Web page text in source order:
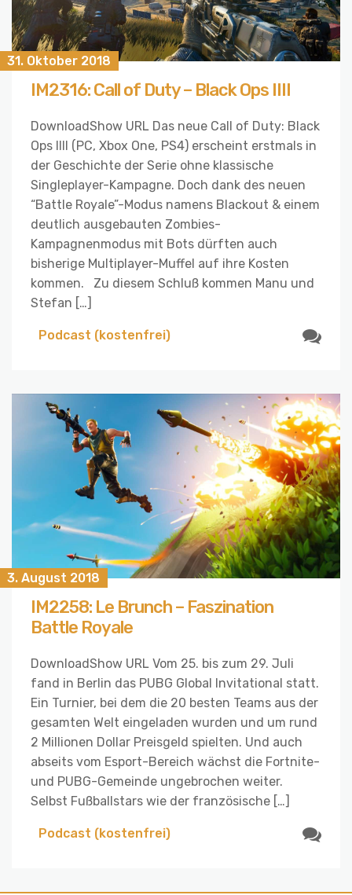
31. Oktober 2018
IM2316: Call of Duty – Black Ops IIII
DownloadShow URL Das neue Call of Duty: Black
Ops IIII (PC, Xbox One, PS4) erscheint erstmals in
der Geschichte der Serie ohne klassische
Singleplayer-Kampagne. Doch dank des neuen
“Battle Royale”-Modus namens Blackout & einem
deutlich ausgebauten Zombies-
Kampagnenmodus mit Bots dürften auch
bisherige Multiplayer-Muffel auf ihre Kosten
kommen. Zu diesem Schluß kommen Manu und
Stefan […]
Podcast (kostenfrei)
3. August 2018
IM2258: Le Brunch – Faszination
Battle Royale
DownloadShow URL Vom 25. bis zum 29. Juli
fand in Berlin das PUBG Global Invitational statt.
Ein Turnier, bei dem die 20 besten Teams aus der
gesamten Welt eingeladen wurden und um rund
2 Millionen Dollar Preisgeld spielten. Und auch
abseits vom Esport-Bereich wächst die Fortnite-
und PUBG-Gemeinde ungebrochen weiter.
Selbst Fußballstars wie der französische […]
Podcast (kostenfrei)